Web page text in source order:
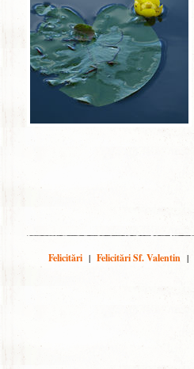
Felicitări | Felicitări Sf. Valentin |